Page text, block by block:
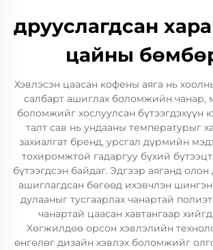
друуслагдсан
цайны
Хэвлэсэн цаасан кофены аяга нь
салбарт ашиглах боломжийн чанар,
боломжийг хослуулсан бүтээгдэхүүн
талт сав нь ундааны температурыг
захиалгат бренд, урсгал дүрмийн
тохиромжтой гадаргуу бүхий
бүтээгдсэн байдаг. Эдгээр аяганд олон
ашиглагдсан бөгөөд ихэвчлэн
дулааныг тусгаарлах чанартай
чанартай цаасан хавтангаар
Хөгжилдөө орсон хэвлэлийн
өнгөлөг дизайн хэвлэх боломжийг